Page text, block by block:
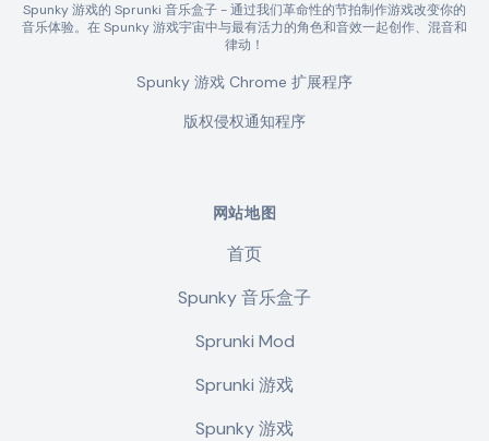
Spunky 游戏的 Sprunki 音乐盒子 - 通过我们革命性的节拍制作游戏改变你的
音乐体验。在 Spunky 游戏宇宙中与最有活力的角色和音效一起创作、混音和
律动！
Spunky 游戏 Chrome 扩展程序
版权侵权通知程序
网站地图
首页
Spunky 音乐盒子
Sprunki Mod
Sprunki 游戏
Spunky 游戏